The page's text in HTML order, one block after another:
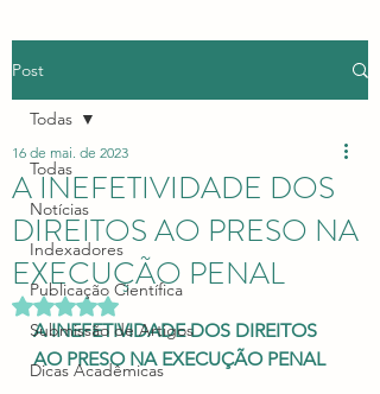
Post
Todas
Notícias
Indexadores
Publicação Científica
Submissão de Artigos
Dicas Acadêmicas
Todas
A INEFETIVIDADE DOS
DIREITOS AO PRESO NA
EXECUÇÃO PENAL
16 de mai. de 2023
Avaliado com NaN de 5 estrelas.
A INEFETIVIDADE DOS DIREITOS
AO PRESO NA EXECUÇÃO PENAL